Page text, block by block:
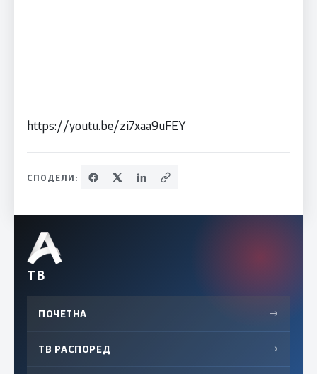
https://youtu.be/zi7xaa9uFEY
СПОДЕЛИ:
ТВ
ПОЧЕТНА →
ТВ РАСПОРЕД →